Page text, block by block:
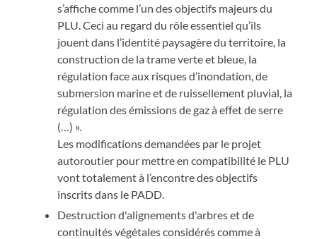
s’affiche comme l’un des objectifs majeurs du
PLU. Ceci au regard du rôle essentiel qu’ils
jouent dans l’identité paysagère du territoire, la
construction de la trame verte et bleue, la
régulation face aux risques d’inondation, de
submersion marine et de ruissellement pluvial, la
régulation des émissions de gaz à effet de serre
(…) ».
Les modifications demandées par le projet
autoroutier pour mettre en compatibilité le PLU
vont totalement à l’encontre des objectifs
inscrits dans le PADD.
Destruction d'alignements d'arbres et de
continuités végétales considérés comme à